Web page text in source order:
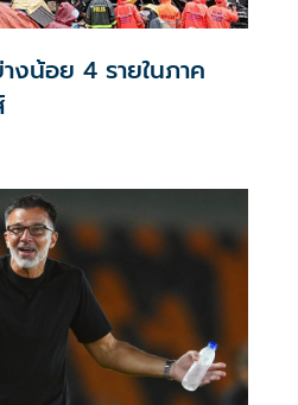
น้อย 4 รายในภาค